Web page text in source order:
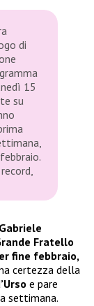
di
15
su
Gabriele
Fratello
fine febbraio,
certezza della
e pare
settimana.